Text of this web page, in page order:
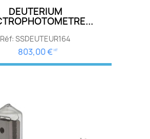
DEUTERIUM
Réf: SSDEUTEUR164
803,00 € HT